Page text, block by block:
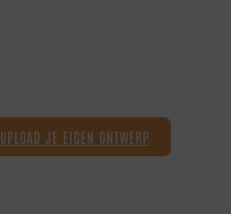
UPLOAD JE EIGEN ONTWERP